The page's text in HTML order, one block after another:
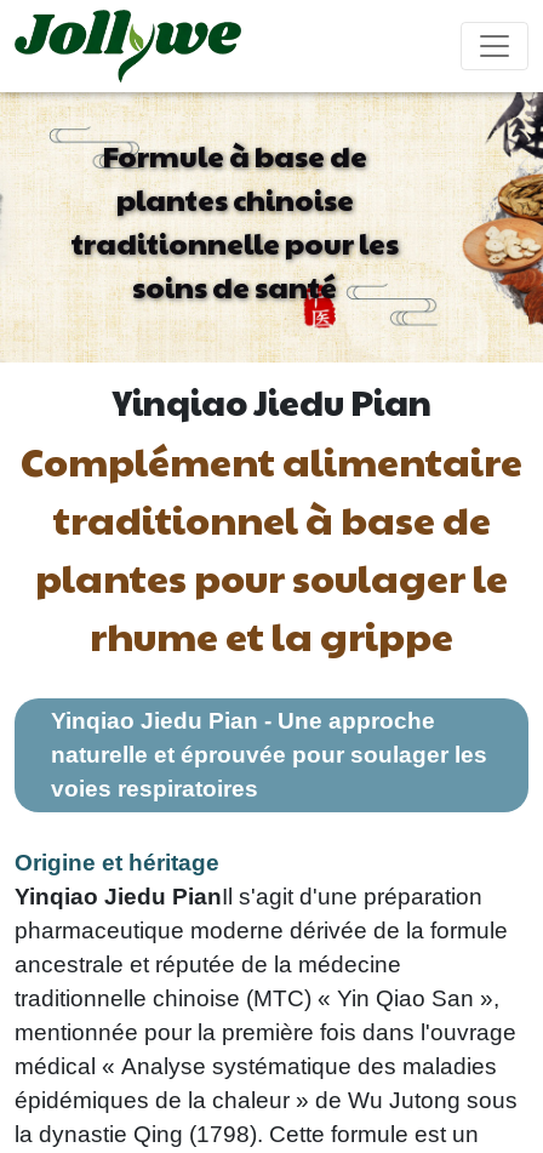
Soulagement
constipation
Supplément
perte de
poids
Complément
beauté
Renforcer
le
système
immunitaire
Ameliorer
ses
sexuel
Maladie
traitement
Aide pour
Compléments
alimentaires
pour
Gâteau
Comprimés/Pilules Gélules Boisson solide
gélifiés
Formule à base de
plantes chinoise
traditionnelle pour les
soins de santé
Yinqiao Jiedu Pian
Complément alimentaire
traditionnel à base de
plantes pour soulager le
rhume et la grippe
Yinqiao Jiedu Pian - Une approche
naturelle et éprouvée pour soulager les
voies respiratoires
Origine et héritage
Yinqiao Jiedu PianIl s'agit d'une préparation
pharmaceutique moderne dérivée de la formule
ancestrale et réputée de la médecine
traditionnelle chinoise (MTC) « Yin Qiao San »,
mentionnée pour la première fois dans l'ouvrage
médical « Analyse systématique des maladies
épidémiques de la chaleur » de Wu Jutong sous
la dynastie Qing (1798). Cette formule est un